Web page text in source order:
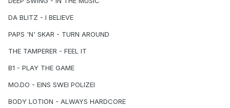
DA BLITZ - I BELIEVE
PAPS 'N' SKAR - TURN AROUND
THE TAMPERER - FEEL IT
B1 - PLAY THE GAME
MO.DO - EINS SWEI POLIZEI
BODY LOTION - ALWAYS HARDCORE